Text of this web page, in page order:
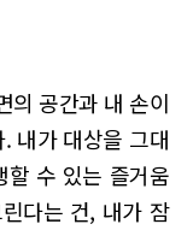
의 공간과 내 손이
내가 대상을 그대
할 수 있는 즐거움
다는 건, 내가 잠